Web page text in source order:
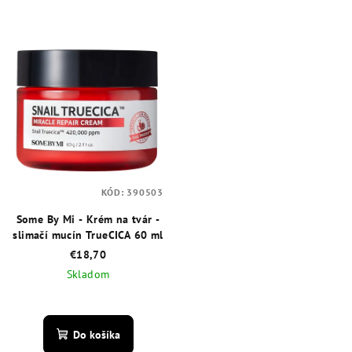
Some By Mi - Krém na tvár -
slimačí mucín TrueCICA 60 ml
€18,70
Skladom
hodnotenie
produktu
Do košíka
KÓD: 390503